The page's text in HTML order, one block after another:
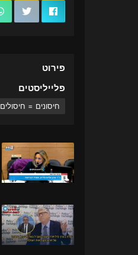
פירוט
פלייליסטים
חיסונים = חיסולים